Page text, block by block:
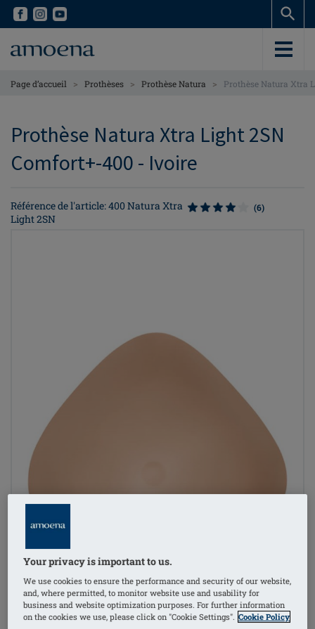
Skip
content
Skip
content
Page d’accueil > Prothèses > Prothèse Natura > Prothèse Natura Xtra
Prothèse Natura Xtra Light 2SN
Comfort+-400 - Ivoire
Référence de l'article: 400 Natura Xtra
Light 2SN
(6)
Your privacy is important to us.
We use cookies to ensure the performance and security of our website,
and, where permitted, to monitor website use and usability for
business and website optimization purposes. For further information
on the cookies we use, please click on "Cookie Settings". Cookie Policy